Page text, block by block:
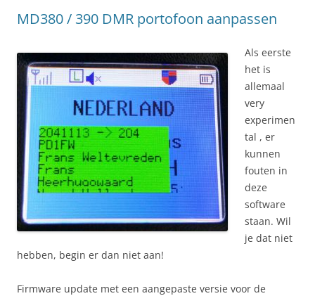
MD380 / 390 DMR portofoon aanpassen
Als eerste
het is
allemaal
very
experimen
tal , er
kunnen
fouten in
deze
software
staan. Wil
je dat niet
hebben, begin er dan niet aan!
Firmware update met een aangepaste versie voor de